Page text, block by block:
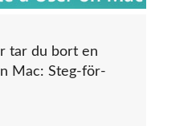
tar du bort en
Mac: Steg-för-